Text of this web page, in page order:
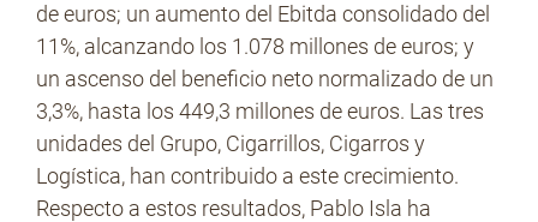
de euros; un aumento del Ebitda consolidado del
11%, alcanzando los 1.078 millones de euros; y
un ascenso del beneficio neto normalizado de un
3,3%, hasta los 449,3 millones de euros. Las tres
unidades del Grupo, Cigarrillos, Cigarros y
Logística, han contribuido a este crecimiento.
Respecto a estos resultados, Pablo Isla ha